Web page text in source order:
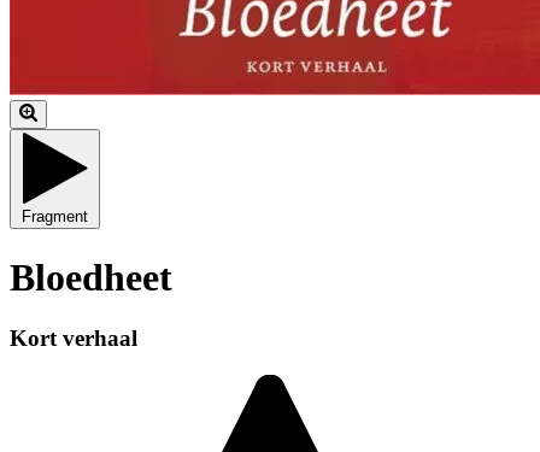
Fragment
Bloedheet
Kort verhaal